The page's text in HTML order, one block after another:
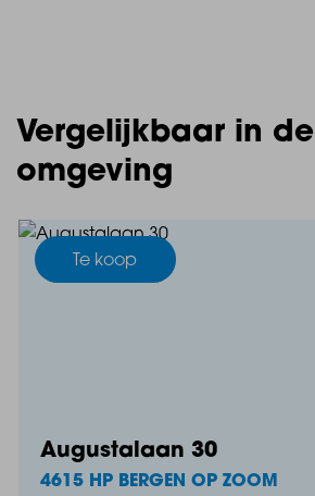
Vergelijkbaar in de
omgeving
Te koop
Augustalaan 30
4615 HP BERGEN OP ZOOM